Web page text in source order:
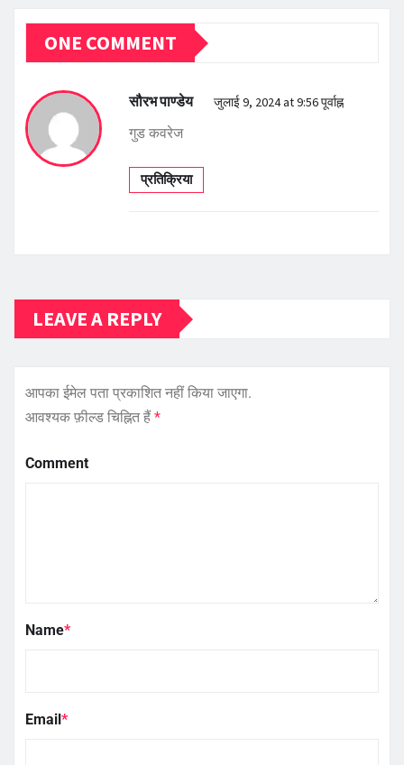
ONE COMMENT
सौरभ पाण्डेय जुलाई 9, 2024 at 9:56 पूर्वाह्न
गुड कवरेज
प्रतिक्रिया
LEAVE A REPLY
आपका ईमेल पता प्रकाशित नहीं किया जाएगा.
आवश्यक फ़ील्ड चिह्नित हैं*
Comment
Name*
Email *